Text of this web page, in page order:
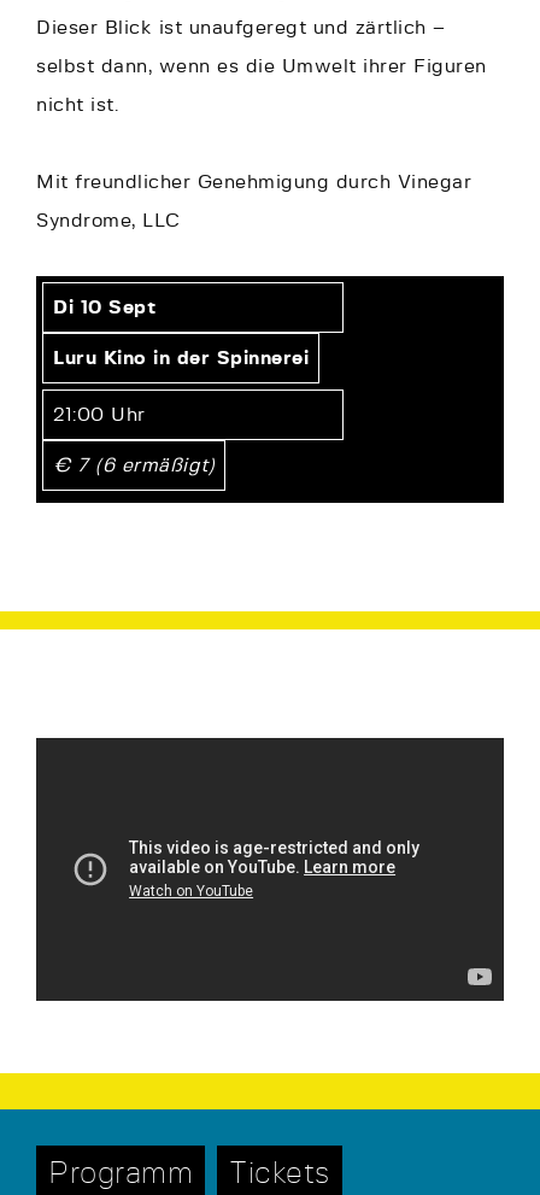
Dieser Blick ist unaufgeregt und zärtlich –
selbst dann, wenn es die Umwelt ihrer Figuren
nicht ist.
Mit freundlicher Genehmigung durch Vinegar
Syndrome, LLC
Di 10 Sept
Luru Kino in der Spinnerei
21:00 Uhr
€ 7 (6 ermäßigt)
Programm Tickets